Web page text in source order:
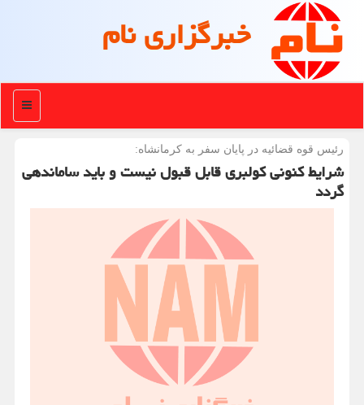
خبرگزاری نام
منو
رئیس قوه قضائیه در پایان سفر به كرمانشاه:
شرایط كنونی كولبری قابل قبول نیست و باید ساماندهی
گردد